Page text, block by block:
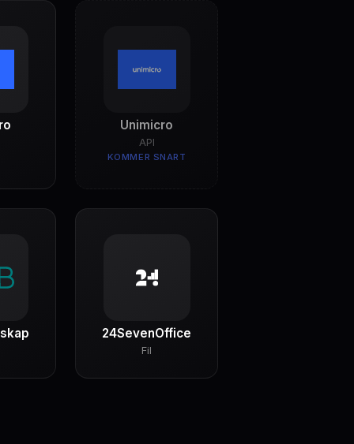
Unimicro
API
KOMMER SNART
24SevenOffice
Fil